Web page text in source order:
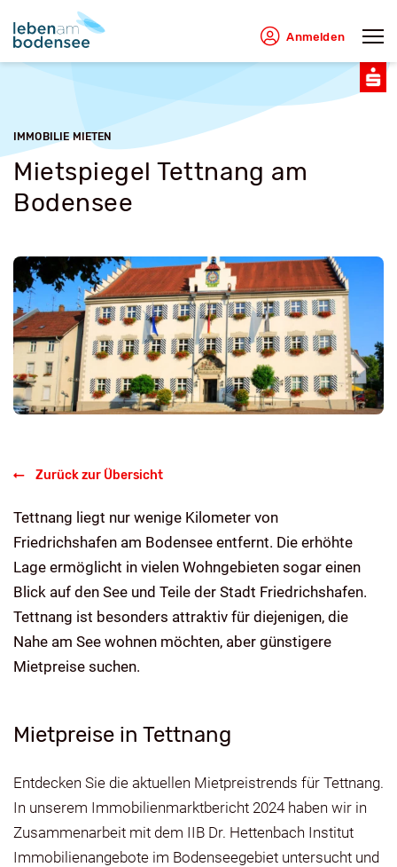
Anmelden
IMMOBILIE MIETEN
Mietspiegel Tettnang am
Bodensee
Zurück zur Übersicht
Tettnang liegt nur wenige Kilometer von
Friedrichshafen am Bodensee entfernt. Die erhöhte
Lage ermöglicht in vielen Wohngebieten sogar einen
Blick auf den See und Teile der Stadt Friedrichshafen.
Tettnang ist besonders attraktiv für diejenigen, die
Nahe am See wohnen möchten, aber günstigere
Mietpreise suchen.
Mietpreise in Tettnang
Entdecken Sie die aktuellen Mietpreistrends für Tettnang.
In unserem Immobilienmarktbericht 2024 haben wir in
Zusammenarbeit mit dem IIB Dr. Hettenbach Institut
Immobilienangebote im Bodenseegebiet untersucht und